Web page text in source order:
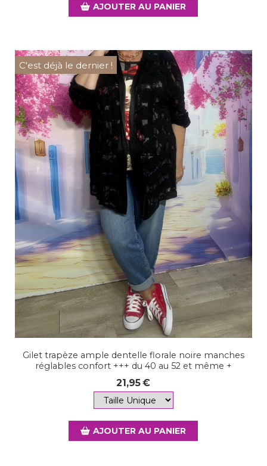
AJOUTER AU PANIER
C'est déjà le dernier !
Gilet trapèze ample dentelle florale noire manches
réglables confort +++ du 40 au 52 et même +
21,95€
AJOUTER AU PANIER